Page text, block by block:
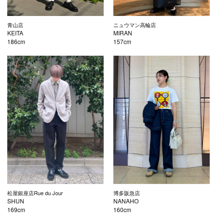
青山店
KEITA
186cm
ニュウマン高輪店
MIRAN
157cm
松屋銀座店Rue du Jour
SHUN
169cm
博多阪急店
NANAHO
160cm